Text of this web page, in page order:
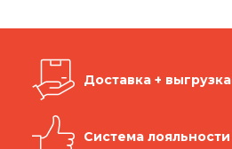
Доставка + выгрузка
Система лояльности